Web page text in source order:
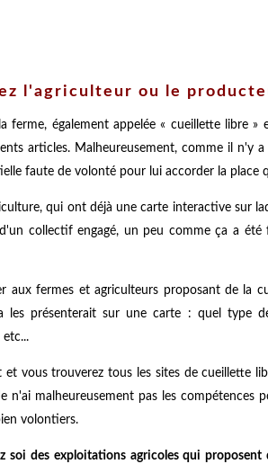
l'agriculteur ou le
ferme, également appelée « cueillette libre »
articles. Malheureusement, comme il n'y
faute de volonté pour lui accorder la place
qui ont déjà une carte interactive sur
collectif engagé, un peu comme ça a été
aux fermes et agriculteurs proposant de la
présenterait sur une carte : quel type
etc...
vous trouverez tous les sites de cueillette
n'ai malheureusement pas les compétences
volontiers.
soi des exploitations agricoles qui proposent